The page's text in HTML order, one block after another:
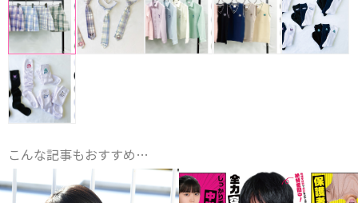
こんな記事もおすすめ…